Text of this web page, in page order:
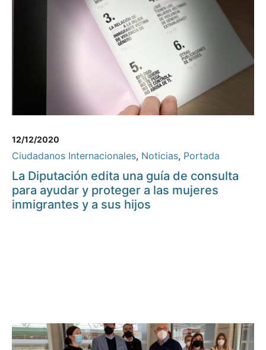
12/12/2020
Ciudadanos Internacionales, Noticias, Portada
La Diputación edita una guía de consulta
para ayudar y proteger a las mujeres
inmigrantes y a sus hijos